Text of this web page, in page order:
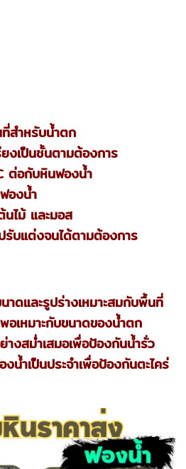
สำหรับน้ำตก
งเป็นชั้นตามต้องการ
ต่อกับหินฟองน้ำ
องน้ำ
ไม้ และมอส
บแต่งจนได้ตามต้องการ
าดและรูปร่างเหมาะสมกับพื้นที่
อเหมาะกับขนาดของน้ำตก
งสม่ำเสมอเพื่อป้องกันน้ำรั่ว
น้ำเป็นประจำเพื่อป้องกันตะไคร่